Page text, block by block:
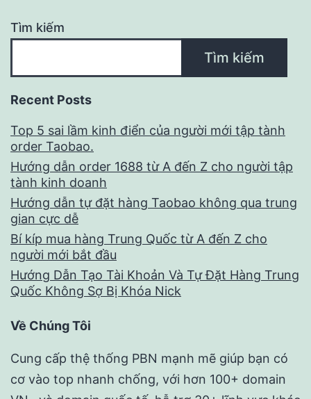
Tìm kiếm
Tìm kiếm
Recent Posts
Top 5 sai lầm kinh điển của người mới tập tành
order Taobao.
Hướng dẫn order 1688 từ A đến Z cho người tập
tành kinh doanh
Hướng dẫn tự đặt hàng Taobao không qua trung
gian cực dễ
Bí kíp mua hàng Trung Quốc từ A đến Z cho
người mới bắt đầu
Hướng Dẫn Tạo Tài Khoản Và Tự Đặt Hàng Trung
Quốc Không Sợ Bị Khóa Nick
Về Chúng Tôi
Cung cấp thệ thống PBN mạnh mẽ giúp bạn có
cơ vào top nhanh chống, với hơn 100+ domain